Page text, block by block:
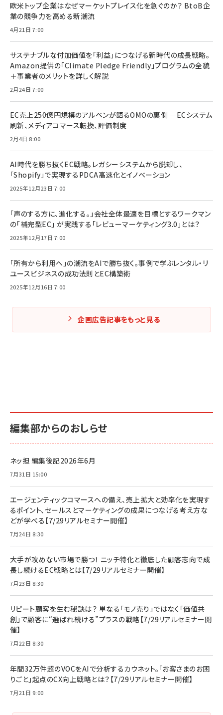
欧米トップ企業はなぜマーケットプレイス化を急ぐのか？ BtoB企
業の競争力を高める新潮流
4月21日 7:00
サステナブルな付加価値を「利益」につなげる新時代の成長戦略。
Amazon提供の「Climate Pledge Friendly」プログラムの全貌
＋事業者のメリットを詳しく解説
2月24日 7:00
EC売上250億円規模のアルペンが語るOMOの裏側 ―ECシステム
刷新、メディアコマース転換、評価制度
2月4日 8:00
AI時代を勝ち抜くEC戦略。レガシーシステムから脱却し、
「Shopify」で実現するPDCA高速化とイノベーション
2025年12月23日 7:00
「声のする方に、進化する。」会社全体最適を目標とするワークマン
の「補完型EC」 が実践する「レビューマーケティング3.0」とは？
2025年12月17日 7:00
「所有から利用へ」の潮流をAIで勝ち抜く。事例で学ぶレンタル・リ
ユースビジネスの成功法則とEC構築術
2025年12月16日 7:00
企画広告記事をもっと見る
編集部からのおしらせ
ネッ担 編集後記2026年6月
7月31日 15:00
エージェンティックコマースへの備え、売上拡大と効率化を実現す
るポイント、セールスとマーケティングの成果につなげる考え方な
どが学べる【7/29リアルセミナー開催】
7月24日 8:30
大手が攻めない市場で勝つ！ ニッチ特化と徹底した顧客志向で成
長し続けるEC戦略とは【7/29リアルセミナー開催】
7月23日 8:30
リピート顧客を生む秘訣は？ 単なる「モノ売り」ではなく「価値共
創」で顧客に“選ばれ続ける”プラスの戦略【7/29リアルセミナー開
催】
7月22日 8:30
年間32万件超のVOCをAIで分析するカウネット。「お客さまのお困
りごと」起点のCX向上戦略とは？【7/29リアルセミナー開催】
7月21日 9:00